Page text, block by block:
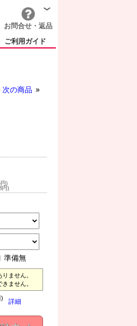
お問合せ・返品
ご利用ガイド
次の商品
)
円)
準備無
ません。
ません。
詳細